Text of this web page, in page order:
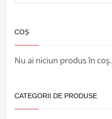
COȘ
Nu ai niciun produs în coș.
CATEGORII DE PRODUSE